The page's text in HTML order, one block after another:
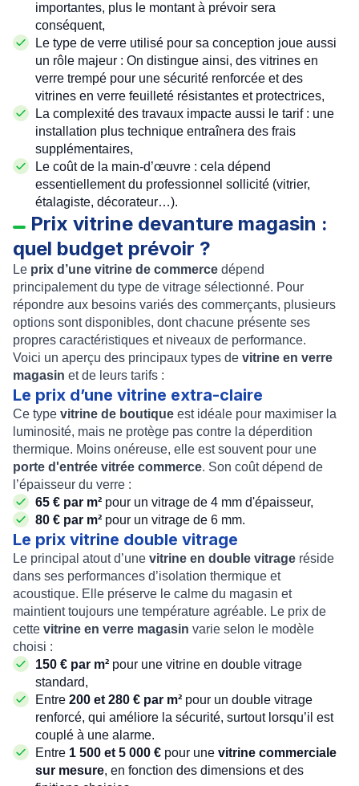
importantes, plus le montant à prévoir sera
conséquent,
Le type de verre utilisé pour sa conception joue aussi
un rôle majeur : On distingue ainsi, des vitrines en
verre trempé pour une sécurité renforcée et des
vitrines en verre feuilleté résistantes et protectrices,
La complexité des travaux impacte aussi le tarif : une
installation plus technique entraînera des frais
supplémentaires,
Le coût de la main-d’œuvre : cela dépend
essentiellement du professionnel sollicité (vitrier,
étalagiste, décorateur…).
Prix vitrine devanture magasin :
quel budget prévoir ?
Le prix d’une vitrine de commerce dépend
principalement du type de vitrage sélectionné. Pour
répondre aux besoins variés des commerçants, plusieurs
options sont disponibles, dont chacune présente ses
propres caractéristiques et niveaux de performance.
Voici un aperçu des principaux types de vitrine en verre
magasin et de leurs tarifs :
Le prix d’une vitrine extra-claire
Ce type vitrine de boutique est idéale pour maximiser la
luminosité, mais ne protège pas contre la déperdition
thermique. Moins onéreuse, elle est souvent pour une
porte d'entrée vitrée commerce. Son coût dépend de
l’épaisseur du verre :
65 € par m² pour un vitrage de 4 mm d'épaisseur,
80 € par m² pour un vitrage de 6 mm.
Le prix vitrine double vitrage
Le principal atout d’une vitrine en double vitrage réside
dans ses performances d’isolation thermique et
acoustique. Elle préserve le calme du magasin et
maintient toujours une température agréable. Le prix de
cette vitrine en verre magasin varie selon le modèle
choisi :
150 € par m² pour une vitrine en double vitrage
standard,
Entre 200 et 280 € par m² pour un double vitrage
renforcé, qui améliore la sécurité, surtout lorsqu’il est
couplé à une alarme.
Entre 1 500 et 5 000 € pour une vitrine commerciale
sur mesure, en fonction des dimensions et des